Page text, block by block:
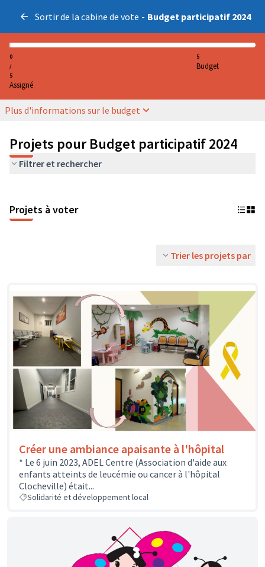
Sortir de la cabine de vote - Budget participatif 2024
0
/
5
Assigné
5
Budget
Plus d'informations sur le budget
Projets pour Budget participatif 2024
Filtrer et rechercher
Projets à voter
Trier les projets par
Créer une ambiance apaisante à l'hôpital
* Le 6 juin 2023, ADEL Centre (Association d'aide aux
enfants atteints de leucémie ou cancer à l'hôpital
Clocheville) était...
Solidarité et développement local